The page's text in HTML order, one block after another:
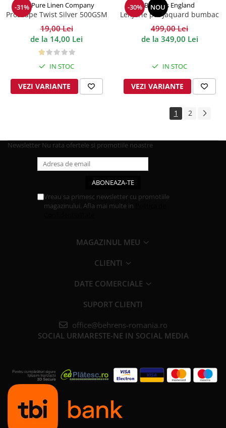
-31%
The Pure Linen Company
Prosoape Twist Silver 500GSM
19,00 Lei
de la 14,00 Lei
IN STOC
VEZI VARIANTE
-30% NOU
Behrens England
Lenjerie pat Jaquard bumbac
400TC Damask - Alb
499,00 Lei
de la 349,00 Lei
IN STOC
VEZI VARIANTE
1 2
Newsletter Nu rata ofertele si promotiile noastre
Vreau sa primesc newsletter cu promotiile
magazinului. Afla mai multe in
MAGAZINUL MEU
CLIENTI
DATE COMERCIALE
SUPORT CLIENTI
office@behrens-romania.ro
SOCIAL URMARESTE-NE IN SOCIAL MEDIA